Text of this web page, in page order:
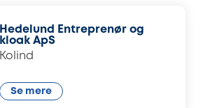
Hedelund Entreprenør og
kloak ApS
Kolind
Se mere